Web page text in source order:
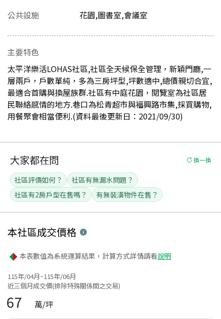
公共設施
花園,圖書室,會議室
主要特色
太平洋樂活LOHAS社區,社區全天候保全管理，新穎門廳,一
層兩戶，戶數單純，多為三房坪型,坪數適中,總價親切合宜,
最適合首購與換屋族群.社區有中庭花園，閱覽室為社區居
民聯絡感情的地方.巷口為松青超市與福興路市集,採買購物,
用餐聚會相當便利.(資料最後更新日：2021/09/30)
大家都在問 換一換
社區評價如何？
社區有無漏水問題？
社區有2房戶型在售嗎？
有無裝潢物件在售？
本社區成交價格
本表數值為系統運算結果，計算方式詳情請看說明
115年/04月~115年/06月
近三個月成交價(排除特殊關係間之交易)
67 萬/坪